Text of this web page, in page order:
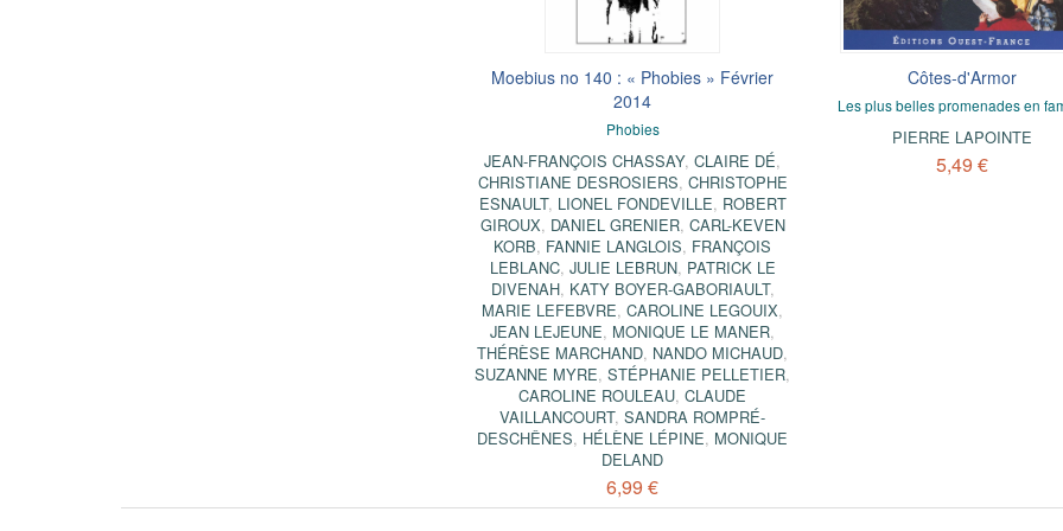
Moebius no 140 : « Phobies » Février
2014
Phobies
JEAN-FRANÇOIS CHASSAY,CLAIRE DÉ,
CHRISTIANE DESROSIERS, CHRISTOPHE
ESNAULT, LIONEL FONDEVILLE, ROBERT
GIROUX, DANIEL GRENIER, CARL-KEVEN
KORB, FANNIE LANGLOIS, FRANÇOIS
LEBLANC, JULIE LEBRUN, PATRICK LE
DIVENAH, KATY BOYER-GABORIAULT,
MARIE LEFEBVRE,CAROLINE LEGOUIX,
JEAN LEJEUNE, MONIQUE LE MANER,
THÉRÈSE MARCHAND, NANDO MICHAUD,
SUZANNE MYRE,STÉPHANIE PELLETIER,
CAROLINE ROULEAU,CLAUDE
VAILLANCOURT,SANDRA ROMPRÉ-
DESCHÊNES, HÉLÈNE LÉPINE, MONIQUE
DELAND
6,99 €
Côtes-d'Armor
Les plus belles promenades en
PIERRE LAPOINTE
5,49 €